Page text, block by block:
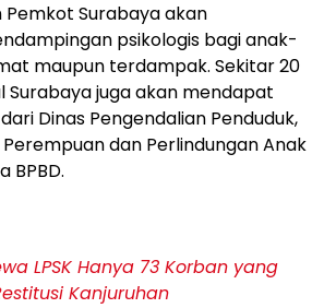
Pemkot Surabaya akan
psikologis bagi anak-
maupun terdampak. Sekitar 20
Surabaya juga akan mendapat
Dinas Pengendalian Penduduk,
dan Perlindungan Anak
BPBD.
LPSK Hanya 73 Korban yang
Kanjuruhan